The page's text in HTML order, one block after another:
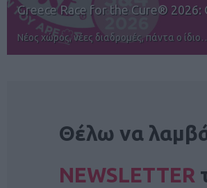
12ος TUI Rhodes Marathon:
Αγώνες για όλους στην Ρόδο
Θέλω να
NEWSLETTER